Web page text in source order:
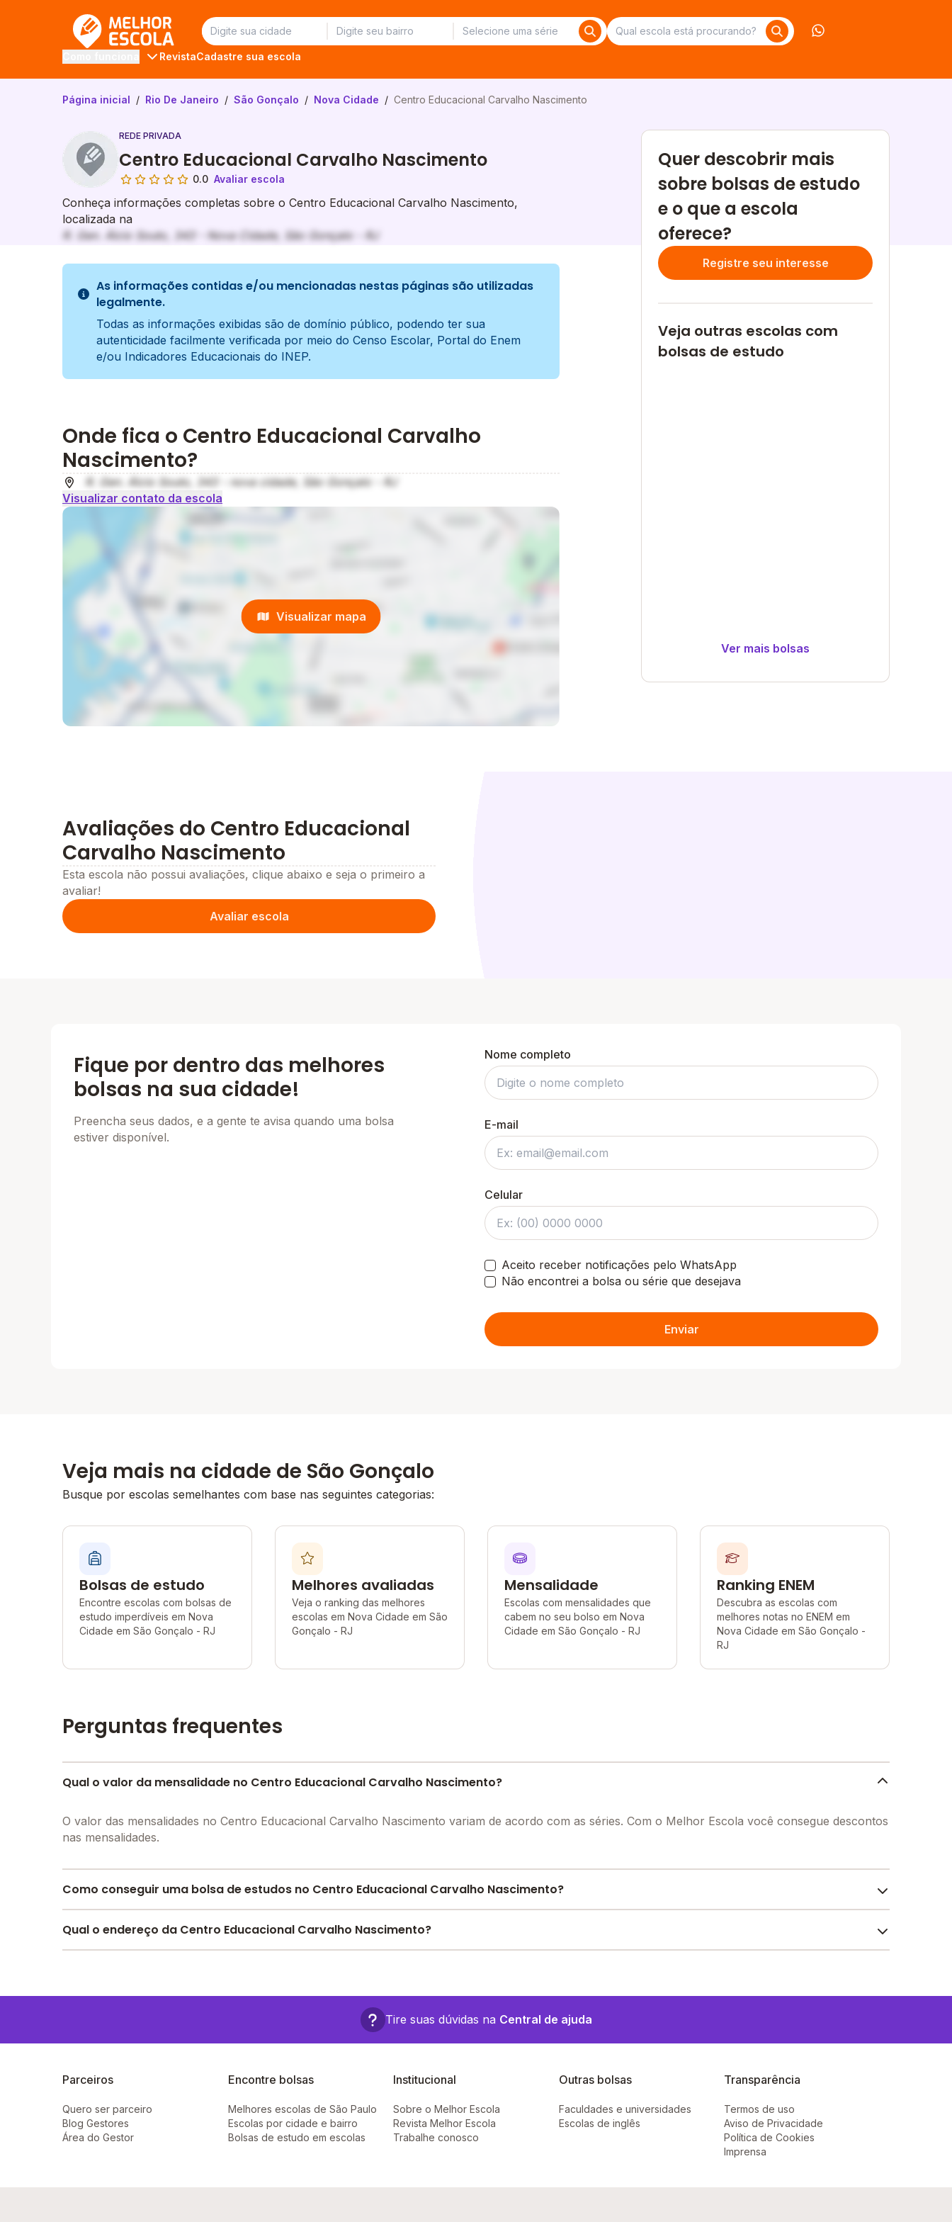
RevistaCadastre sua escola
Página inicial / Rio De Janeiro / São Gonçalo / Nova Cidade / Centro Educacional Carvalho Nascimento
REDE PRIVADA
Centro Educacional Carvalho Nascimento
0.0 Avaliar escola
Conheça informações completas sobre o Centro Educacional Carvalho Nascimento,
localizada na
R. Gen. Álcio Souto, 343 - Nova Cidade, São Gonçalo - RJ
Quer descobrir mais
sobre bolsas de estudo
e o que a escola
oferece?
Registre seu interesse
Veja outras escolas com
bolsas de estudo
Ver mais bolsas
As informações contidas e/ou mencionadas nestas páginas são utilizadas
legalmente.
Todas as informações exibidas são de domínio público, podendo ter sua
autenticidade facilmente verificada por meio do Censo Escolar, Portal do Enem
e/ou Indicadores Educacionais do INEP.
Onde fica o Centro Educacional Carvalho
Nascimento?
R. Gen. Álcio Souto, 343 - nova cidade, São Gonçalo - RJ
Visualizar contato da escola
Visualizar mapa
Avaliações do Centro Educacional
Carvalho Nascimento
Esta escola não possui avaliações, clique abaixo e seja o primeiro a
avaliar!
Avaliar escola
Fique por dentro das melhores
bolsas na sua cidade!
Preencha seus dados, e a gente te avisa quando uma bolsa
estiver disponível.
Nome completo
E-mail
Celular
Aceito receber notificações pelo WhatsApp
Não encontrei a bolsa ou série que desejava
Enviar
Veja mais na cidade de São Gonçalo
Busque por escolas semelhantes com base nas seguintes categorias:
Bolsas de estudo
Encontre escolas com bolsas de
estudo imperdíveis em Nova
Cidade em São Gonçalo - RJ
Melhores avaliadas
Veja o ranking das melhores
escolas em Nova Cidade em São
Gonçalo - RJ
Mensalidade
Escolas com mensalidades que
cabem no seu bolso em Nova
Cidade em São Gonçalo - RJ
Ranking ENEM
Descubra as escolas com
melhores notas no ENEM em
Nova Cidade em São Gonçalo -
RJ
Perguntas frequentes
Qual o valor da mensalidade no Centro Educacional Carvalho Nascimento?
O valor das mensalidades no Centro Educacional Carvalho Nascimento variam de acordo com as séries. Com o Melhor Escola você consegue descontos
nas mensalidades.
Como conseguir uma bolsa de estudos no Centro Educacional Carvalho Nascimento?
Pesquise bolsas disponíveis no Melhor Escola e encontre o melhor desconto para você.
Qual o endereço da Centro Educacional Carvalho Nascimento?
Tire suas dúvidas na Central de ajuda
Parceiros
Quero ser parceiro
Blog Gestores
Área do Gestor
Encontre bolsas
Melhores escolas de São Paulo
Escolas por cidade e bairro
Bolsas de estudo em escolas
Institucional
Sobre o Melhor Escola
Revista Melhor Escola
Trabalhe conosco
Outras bolsas
Faculdades e universidades
Escolas de inglês
Transparência
Termos de uso
Aviso de Privacidade
Política de Cookies
Imprensa